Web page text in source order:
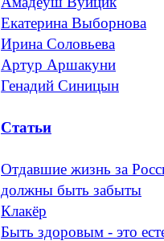
Екатерина Выборнова
Ирина Соловьева
Артур Аршакуни
Генадий Синицын
Статьи
Отдавшие жизнь за
должны быть забыты
Клакёр
Быть здоровым - это